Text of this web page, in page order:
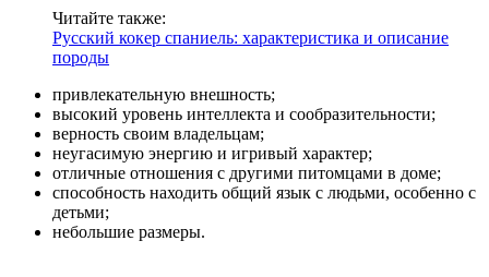
Читайте также:
Русский кокер спаниель: характеристика и описание
породы
привлекательную внешность;
высокий уровень интеллекта и сообразительности;
верность своим владельцам;
неугасимую энергию и игривый характер;
отличные отношения с другими питомцами в доме;
способность находить общий язык с людьми, особенно с
детьми;
небольшие размеры.